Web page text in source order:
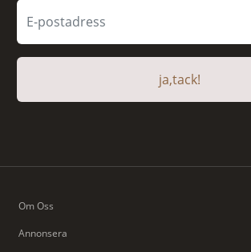
ja,tack!
Om Oss
Annonsera